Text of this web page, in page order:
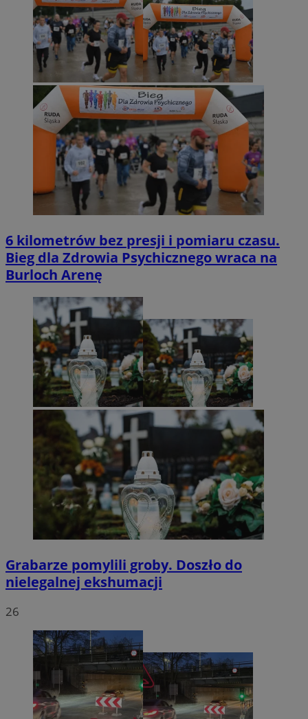
6 kilometrów bez presji i pomiaru czasu.
Bieg dla Zdrowia Psychicznego wraca na
Burloch Arenę
Grabarze pomylili groby. Doszło do
nielegalnej ekshumacji
26